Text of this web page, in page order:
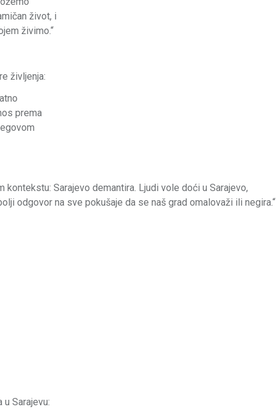
život, i
živimo.“
življenja:
prema
Sarajevo demantira. Ljudi vole doći u Sarajevo,
odgovor na sve pokušaje da se naš grad omalovaži ili negira.“
Sarajevu: